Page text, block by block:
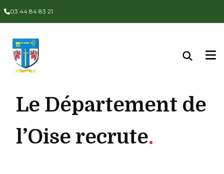
03 44 84 83 21
Le Département de
l’Oise recrute
Panneau de gestion des cookies